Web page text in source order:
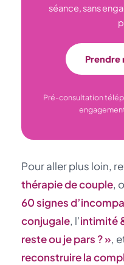
séance, sans
Prendre
Pré-consultation
Pour aller plus loin,
thérapie de couple,
60 signes
conjugale, l’intimité
reste ou je pars ? »,
reconstruire la